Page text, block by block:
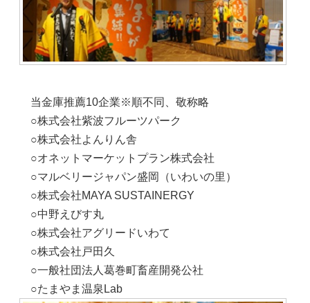
当金庫推薦10企業※順不同、敬称略
○株式会社紫波フルーツパーク
○株式会社よんりん舎
○オネットマーケットプラン株式会社
○マルベリージャパン盛岡（いわいの里）
○株式会社MAYA SUSTAINERGY
○中野えびす丸
○株式会社アグリードいわて
○株式会社戸田久
○一般社団法人葛巻町畜産開発公社
○たまやま温泉Lab